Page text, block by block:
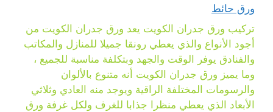
ورق حائط
تركيب ورق جدران الكويت يعد ورق جدران الكويت من
أجود الأنواع والذي يعطي رونقا جميلا للمنازل والمكاتب
والفنادق يوفر الوقت والجهد وبتكلفة مناسبة للجميع ،
وما يميز ورق جدران الكويت أنه متنوع بالألوان
والرسومات المختلفة الراقية ويوجد منه العادي وثلاثي
الأبعاد الذي يعطي منظرا جذابا للغرف ولكل غرفة ورق